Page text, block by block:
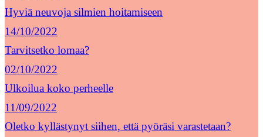
Hyviä neuvoja silmien hoitamiseen
14/10/2022
Tarvitsetko lomaa?
02/10/2022
Ulkoilua koko perheelle
11/09/2022
Oletko kyllästynyt siihen, että pyöräsi varastetaan?